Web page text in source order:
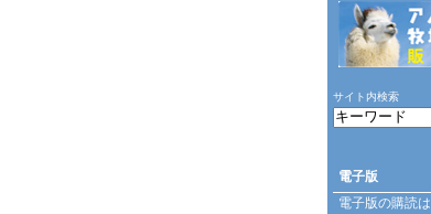
サイト内検索
電子版
電子版の購読は